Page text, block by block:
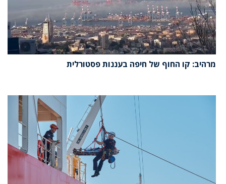
מרהיב: קו החוף של חיפה בעננות פסטורלית